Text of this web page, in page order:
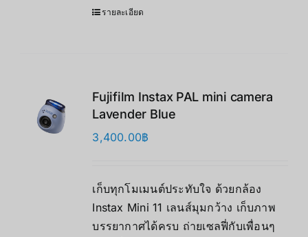
รายละเอียด
Fujifilm Instax PAL mini camera
Lavender Blue
3,400.00฿
เก็บทุกโมเมนต์ประทับใจ ด้วยกล้อง
Instax Mini 11 เลนส์มุมกว้าง เก็บภาพ
บรรยากาศได้ครบ ถ่ายเซลฟี่กับเพื่อนๆ